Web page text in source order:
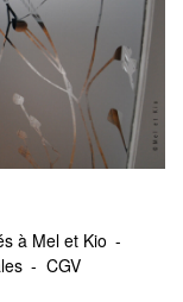
à Mel et Kio
CGV